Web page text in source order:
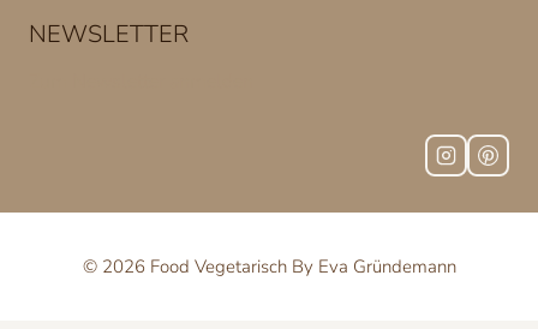
NEWSLETTER
© 2026 Food Vegetarisch By Eva Gründemann